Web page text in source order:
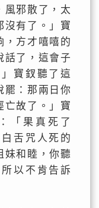
風邪散了，太
沒有了。」寶
，方才嘻嘻的
話了，這會子
寶釵聽了這
罷：那兩日你
亡故了。」寶
「果真死了
舌咒人死的
妹和睦，你聽
以不肯告訴